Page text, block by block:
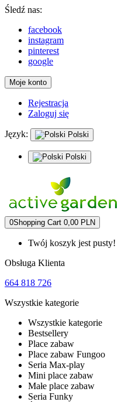
Śledź nas:
facebook
instagram
pinterest
google
Moje konto
Rejestracja
Zaloguj się
Język: Polski
Polski
0Shopping Cart 0,00 PLN
Twój koszyk jest pusty!
Obsługa Klienta
664 818 726
Wszystkie kategorie
Wszystkie kategorie
Bestsellery
Place zabaw
Place zabaw Fungoo
Seria Max-play
Mini place zabaw
Małe place zabaw
Seria Funky